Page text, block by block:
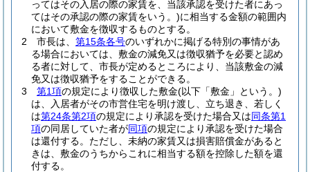
ってはその入居の際の家賃を、当該承認を受けた者にあっ
てはその承認の際の家賃をいう。)に相当する金額の範囲内
において敷金を徴収するものとする。
2
市長は、 第15条各号のいずれかに掲げる特別の事情があ
る場合においては、敷金の減免又は徴収猶予を必要と認め
る者に対して、市長が定めるところにより、当該敷金の減
免又は徴収猶予をすることができる。
3
第1項の規定により徴収した敷金(以下「敷金」という。)
は、入居者がその市営住宅を明け渡し、立ち退き、若しく
は第24条第2項の規定により承認を受けた場合又は同条第1
項の同居していた者が同項の規定により承認を受けた場合
は還付する。 ただし、未納の家賃又は損害賠償金があると
きは、敷金のうちからこれに相当する額を控除した額を還
付する。